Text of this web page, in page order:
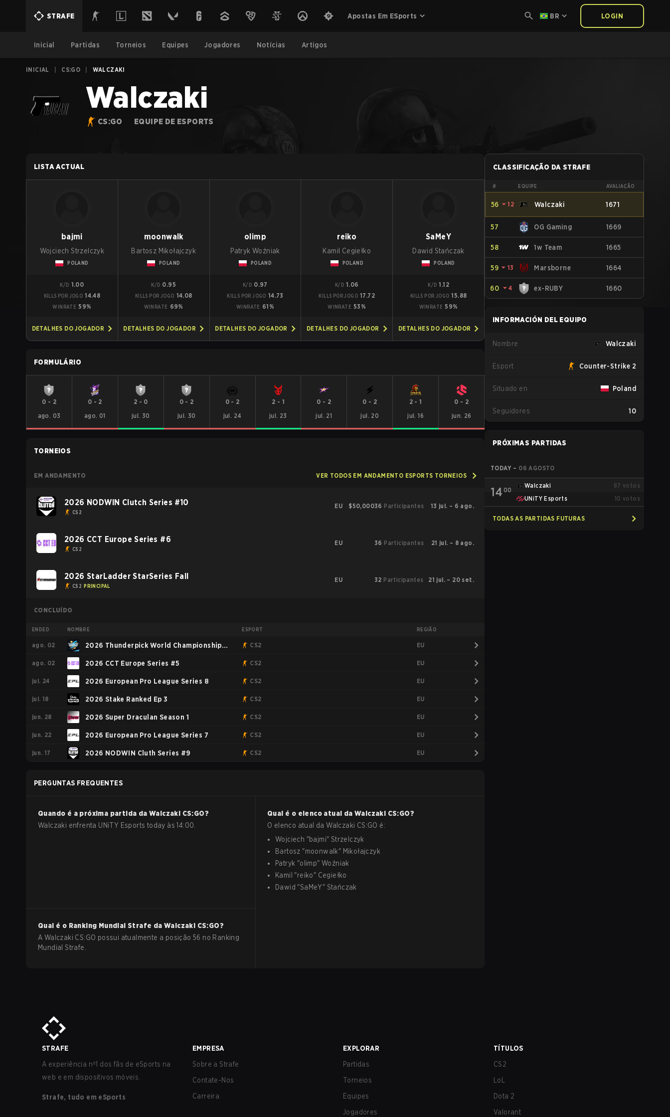
STRAFE Apostas Em ESports BR LOGIN
Inicial Partidas Torneios Equipes Jogadores Notícias Artigos
INICIAL CS:GO WALCZAKI
Walczaki
CS:GO EQUIPE DE ESPORTS
LISTA ACTUAL
bajmi
Wojciech Strzelczyk
POLAND
K/D 1.00
KILLS POR JOGO 14.48
WINRATE 59%
DETALHES DO JOGADOR
moonwalk
Bartosz Mikołajczyk
POLAND
K/D 0.95
KILLS POR JOGO 14.08
WINRATE 69%
DETALHES DO JOGADOR
olimp
Patryk Woźniak
POLAND
K/D 0.97
KILLS POR JOGO 14.73
WINRATE 61%
DETALHES DO JOGADOR
reiko
Kamil Cegiełko
POLAND
K/D 1.06
KILLS POR JOGO 17.72
WINRATE 53%
DETALHES DO JOGADOR
SaMeY
Dawid Stańczak
POLAND
K/D 1.12
KILLS POR JOGO 15.88
WINRATE 59%
DETALHES DO JOGADOR
FORMULÁRIO
0 - 2
ago. 03
0 - 2
ago. 01
2 - 0
jul. 30
0 - 2
jul. 30
0- 2
jul. 24
2 - 1
jul. 23
0 - 2
jul. 21
0 - 2
jul. 20
2 -1
jul. 16
0 - 2
jun. 26
TORNEIOS
EM ANDAMENTO VER TODOS EM ANDAMENTO ESPORTS TORNEIOS
2026 NODWIN Clutch Series #10
CS2
EU $50,00036 Participantes 13 jul. – 6 ago.
2026 CCT Europe Series #6
CS2
EU 36 Participantes 21 jul. – 8 ago.
2026 StarLadder StarSeries Fall
CS2 PRINCIPAL
EU 32 Participantes 21 jul. – 20 set.
CONCLUÍDO
ENDED NOMBRE ESPORT REGIÃO
ago. 02 2026 Thunderpick World Championship:
European Series #2
CS2 EU
ago. 02 2026 CCT Europe Series #5 CS2 EU
jul. 24 2026 European Pro League Series 8 CS2 EU
jul. 18 2026 Stake Ranked Ep 3 CS2 EU
jun. 28 2026 Super Draculan Season 1 CS2 EU
jun. 22 2026 European Pro League Series 7 CS2 EU
jun. 17 2026 NODWIN Cluth Series #9 CS2 EU
PERGUNTAS FREQUENTES
Quando é a próxima partida da Walczaki CS:GO?
Walczaki enfrenta UNiTY Esports today às 14:00.
Qual é o elenco atual da Walczaki CS:GO?
O elenco atual daWalczaki CS:GO é:
Wojciech "bajmi" Strzelczyk
Bartosz "moonwalk" Mikołajczyk
Patryk "olimp"Woźniak
Kamil "reiko" Cegiełko
Dawid "SaMeY" Stańczak
Qual é o Ranking Mundial Strafe da Walczaki CS:GO?
A Walczaki CS:GO possui atualmente a posição 56 no Ranking
Mundial Strafe.
CLASSIFICAÇÃO DA STRAFE
# EQUIPE AVALIAÇÃO
56 ⏷ 12 Walczaki 1671
57 OG Gaming 1669
58 1w Team 1665
59 ⏷ 13 Marsborne 1664
60 ⏷ 4 ex-RUBY 1660
INFORMACIÓN DEL EQUIPO
Nombre Walczaki
Esport Counter-Strike 2
Situado en Poland
Seguidores 10
PRÓXIMAS PARTIDAS
TODAY – 06 AGOSTO
14 00
Walczaki 87 votos
UNiTY Esports
10 votos
TODAS AS PARTIDAS FUTURAS
STRAFE
A experiência nº1 dos fãs de eSports na
web e em dispositivos móveis.
Strafe, tudo em eSports
EMPRESA
Sobre a Strafe
Contate-Nos
Carreira
EXPLORAR
Partidas
Torneios
Equipes
Jogadores
TÍTULOS
CS2
LoL
Dota 2
Valorant